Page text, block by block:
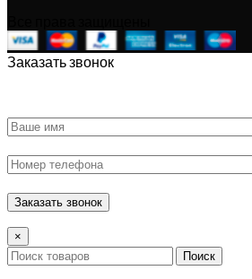
Заказать звонок
×
Поиск